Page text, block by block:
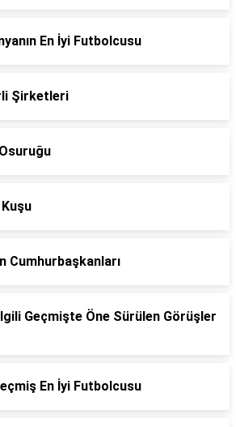
En İyi Futbolcusu
Şirketleri
Kuşu
Cumhurbaşkanları
Geçmişte Öne Sürülen Görüşler
En İyi Futbolcusu